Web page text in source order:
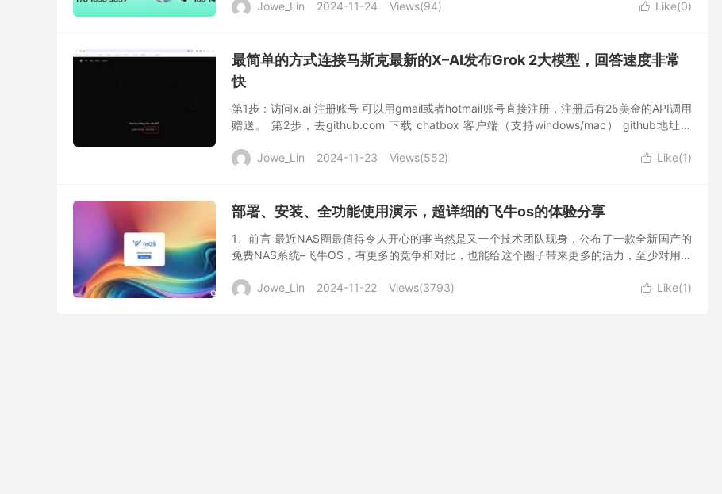
 Like(0)
Jowe_Lin 2024-11-24 Views(94)
最简单的方式连接马斯克最新的X–AI发布Grok 2大模型，回答速度非常
快
第1步：访问x.ai 注册账号 可以用gmail或者hotmail账号直接注册，注册后有25美金的API调用
赠送。 第2步，去github.com 下载 chatbox 客户端（支持windows/mac） github地址：
 Like(1)
Jowe_Lin 2024-11-23 Views(552)
部署、安装、全功能使用演示，超详细的飞牛os的体验分享
1、前言 最近NAS圈最值得令人开心的事当然是又一个技术团队现身，公布了一款全新国产的
免费NAS系统–飞牛OS，有更多的竞争和对比，也能给这个圈子带来更多的活力，至少对用户
 Like(1)
Jowe_Lin 2024-11-22 Views(3793)